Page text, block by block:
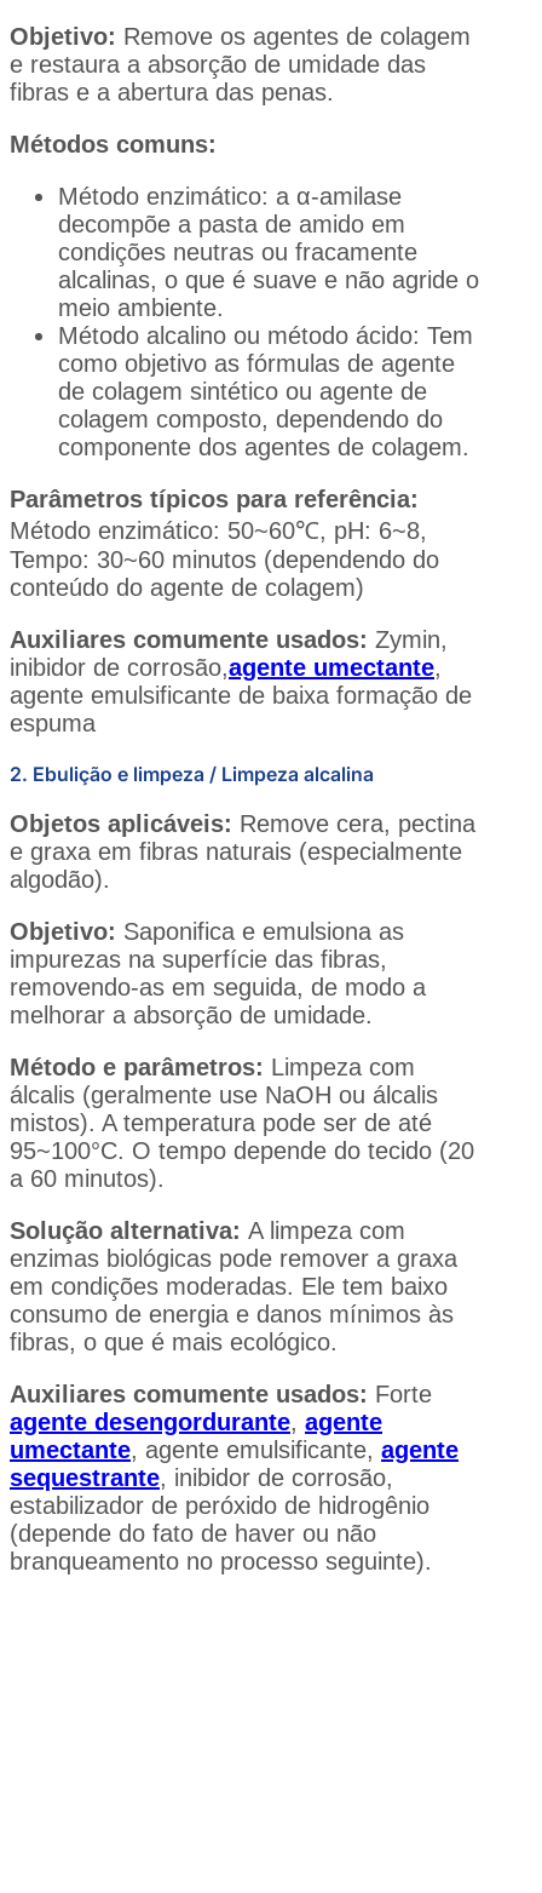
Objetivo: Remove os agentes de colagem
e restaura a absorção de umidade das
fibras e a abertura das penas.
Métodos comuns:
Método enzimático: a α-amilase
decompõe a pasta de amido em
condições neutras ou fracamente
alcalinas, o que é suave e não agride o
meio ambiente.
Método alcalino ou método ácido: Tem
como objetivo as fórmulas de agente
de colagem sintético ou agente de
colagem composto, dependendo do
componente dos agentes de colagem.
Parâmetros típicos para referência:
Método enzimático: 50~60℃, pH: 6~8,
Tempo: 30~60 minutos (dependendo do
conteúdo do agente de colagem)
Auxiliares comumente usados: Zymin,
inibidor de corrosão,agente umectante,
agente emulsificante de baixa formação de
espuma
2. Ebulição e limpeza / Limpeza alcalina
Objetos aplicáveis: Remove cera, pectina
e graxa em fibras naturais (especialmente
algodão).
Objetivo: Saponifica e emulsiona as
impurezas na superfície das fibras,
removendo-as em seguida, de modo a
melhorar a absorção de umidade.
Método e parâmetros: Limpeza com
álcalis (geralmente use NaOH ou álcalis
mistos). A temperatura pode ser de até
95~100°C. O tempo depende do tecido (20
a 60 minutos).
Solução alternativa: A limpeza com
enzimas biológicas pode remover a graxa
em condições moderadas. Ele tem baixo
consumo de energia e danos mínimos às
fibras, o que é mais ecológico.
Auxiliares comumente usados: Forte
agente desengordurante, agente
umectante, agente emulsificante, agente
sequestrante, inibidor de corrosão,
estabilizador de peróxido de hidrogênio
(depende do fato de haver ou não
branqueamento no processo seguinte).